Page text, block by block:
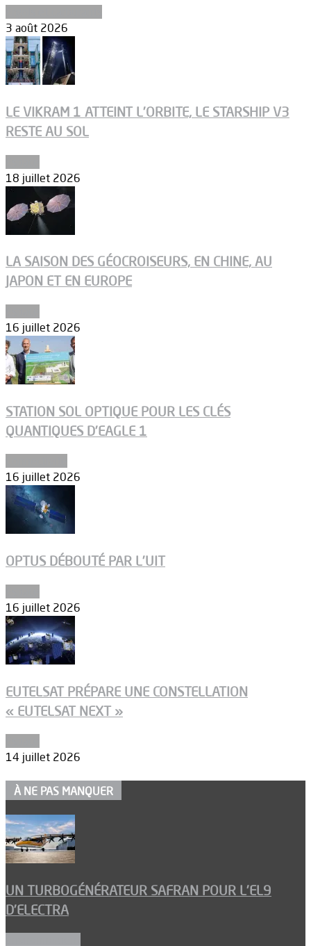
3 août 2026
LE VIKRAM 1 ATTEINT L’ORBITE, LE STARSHIP V3
RESTE AU SOL
18 juillet 2026
LA SAISON DES GÉOCROISEURS, EN CHINE, AU
JAPON ET EN EUROPE
16 juillet 2026
STATION SOL OPTIQUE POUR LES CLÉS
QUANTIQUES D’EAGLE 1
16 juillet 2026
OPTUS DÉBOUTÉ PAR L’UIT
16 juillet 2026
EUTELSAT PRÉPARE UNE CONSTELLATION
« EUTELSAT NEXT »
14 juillet 2026
À NE PAS MANQUER
UN TURBOGÉNÉRATEUR SAFRAN POUR L’EL9
D’ELECTRA